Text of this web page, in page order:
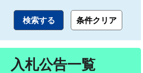
入札公告一覧